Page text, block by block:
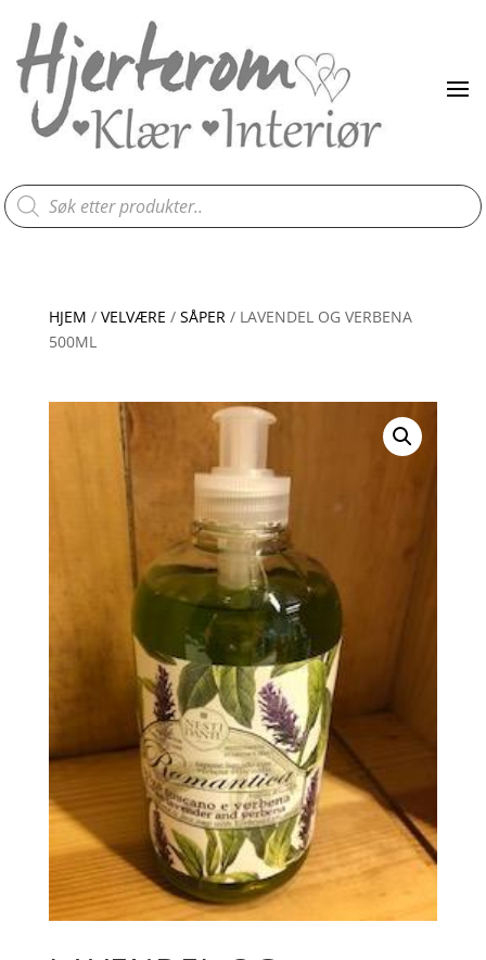
Products
search
HJEM / VELVÆRE / SÅPER/ LAVENDEL OG VERBENA
500ML